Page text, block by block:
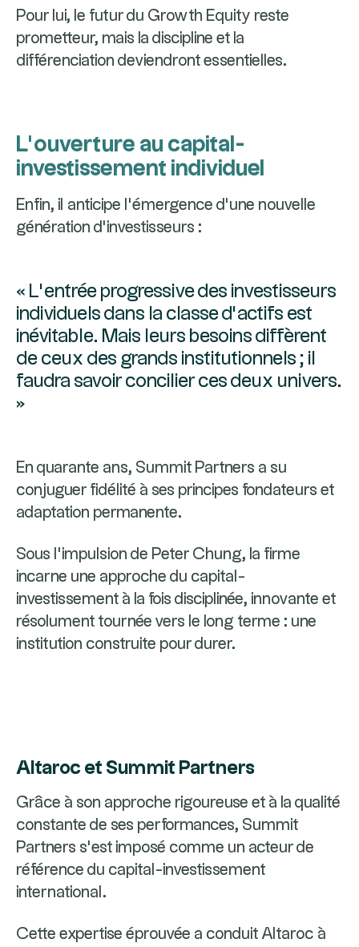
Pour lui, le futur du Growth Equity reste
prometteur, mais la discipline et la
différenciation deviendront essentielles.
L’ouverture au capital-
investissement individuel
Enfin, il anticipe l’émergence d’une nouvelle
génération d’investisseurs :
« L’entrée progressive des investisseurs
individuels dans la classe d’actifs est
inévitable. Mais leurs besoins diffèrent
de ceux des grands institutionnels ; il
faudra savoir concilier ces deux univers.
»
En quarante ans, Summit Partners a su
conjuguer fidélité à ses principes fondateurs et
adaptation permanente.
Sous l’impulsion de Peter Chung, la firme
incarne une approche du capital-
investissement à la fois disciplinée, innovante et
résolument tournée vers le long terme : une
institution construite pour durer.
Altaroc et Summit Partners
Grâce à son approche rigoureuse et à la qualité
constante de ses performances, Summit
Partners s’est imposé comme un acteur de
référence du capital-investissement
international.
Cette expertise éprouvée a conduit Altaroc à